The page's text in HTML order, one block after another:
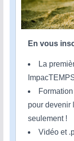
En vous
La
pour devenir
seulement !
Vidéo et